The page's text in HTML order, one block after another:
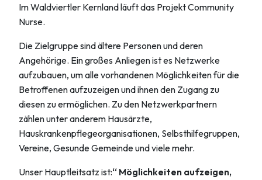
Im Waldviertler Kernland läuft das Projekt Community
Nurse.
Die Zielgruppe sind ältere Personen und deren
Angehörige. Ein großes Anliegen ist es Netzwerke
aufzubauen, um alle vorhandenen Möglichkeiten für die
Betroffenen aufzuzeigen und ihnen den Zugang zu
diesen zu ermöglichen. Zu den Netzwerkpartnern
zählen unter anderem Hausärzte,
Hauskrankenpflegeorganisationen, Selbsthilfegruppen,
Vereine, Gesunde Gemeinde und viele mehr.
Unser Hauptleitsatz ist:“ Möglichkeiten aufzeigen,